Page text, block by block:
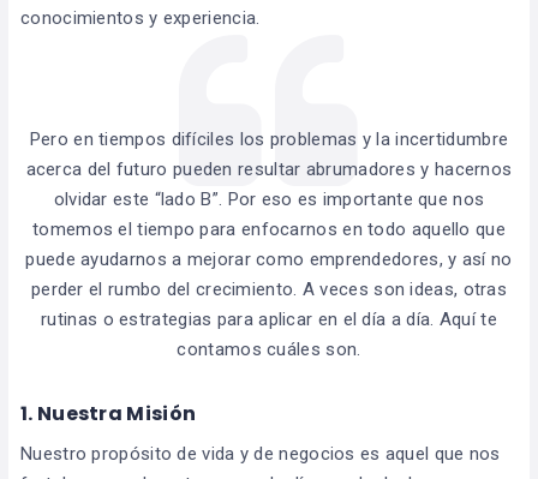
conocimientos y experiencia.
Pero en tiempos difíciles los problemas y la incertidumbre
acerca del futuro pueden resultar abrumadores y hacernos
olvidar este “lado B”. Por eso es importante que nos
tomemos el tiempo para enfocarnos en todo aquello que
puede ayudarnos a mejorar como emprendedores, y así no
perder el rumbo del crecimiento. A veces son ideas, otras
rutinas o estrategias para aplicar en el día a día. Aquí te
contamos cuáles son.
1. Nuestra Misión
Nuestro propósito de vida y de negocios es aquel que nos